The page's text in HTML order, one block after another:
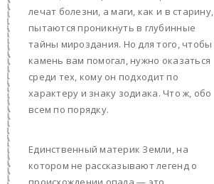
лечат болезни, а маги, как и в старину,
пытаются проникнуть в глубинные
тайны мироздания. Но для того, чтобы
камень вам помогал, нужно оказаться
среди тех, кому он подходит по
характеру и знаку зодиака. Что ж, обо
всем по порядку.
Единственный материк Земли, на
котором не рассказывают легенд о